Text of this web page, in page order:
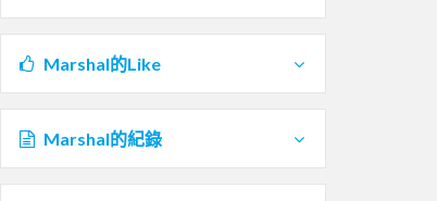
Marshal的Like
Marshal的紀錄